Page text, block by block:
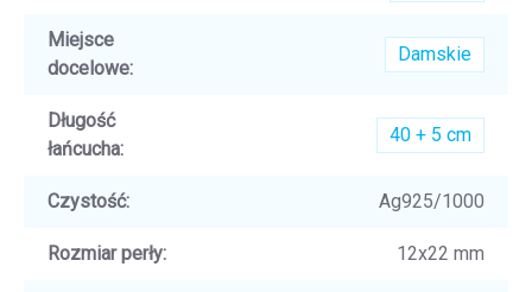
Miejsce
docelowe:
Damskie
Długość
łańcucha:
40 + 5 cm
Czystość: Ag925/1000
Rozmiar perły: 12x22 mm